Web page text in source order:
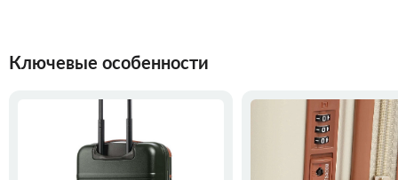
Ключевые особенности